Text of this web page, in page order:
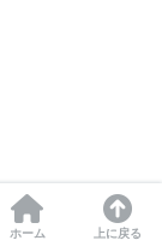
ホーム 上に戻る